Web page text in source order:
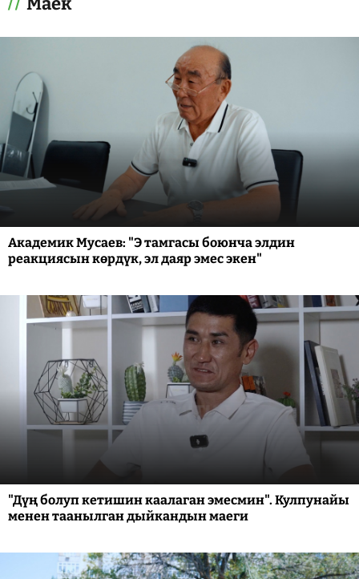
Академик Мусаев: "Э тамгасы боюнча элдин
реакциясын көрдүк, эл даяр эмес экен"
"Дүң болуп кетишин каалаган эмесмин". Кулпунайы
менен таанылган дыйкандын маеги